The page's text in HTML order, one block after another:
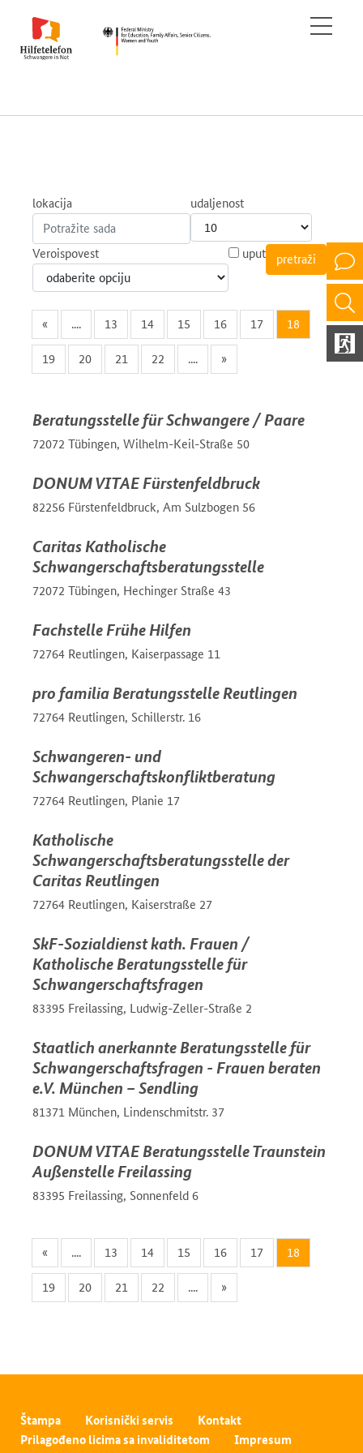
lokacija udaljenost
Veroispovest uput
« .... 13 14 15 16 17 18
19 20 21 22 .... »
Beratungsstelle für Schwangere / Paare
72072 Tübingen, Wilhelm-Keil-Straße 50
DONUM VITAE Fürstenfeldbruck
82256 Fürstenfeldbruck, Am Sulzbogen 56
Caritas Katholische
Schwangerschaftsberatungsstelle
72072 Tübingen, Hechinger Straße 43
Fachstelle Frühe Hilfen
72764 Reutlingen, Kaiserpassage 11
pro familia Beratungsstelle Reutlingen
72764 Reutlingen, Schillerstr. 16
Schwangeren- und
Schwangerschaftskonfliktberatung
72764 Reutlingen, Planie 17
Katholische
Schwangerschaftsberatungsstelle der
Caritas Reutlingen
72764 Reutlingen, Kaiserstraße 27
SkF-Sozialdienst kath. Frauen /
Katholische Beratungsstelle für
Schwangerschaftsfragen
83395 Freilassing, Ludwig-Zeller-Straße 2
Staatlich anerkannte Beratungsstelle für
Schwangerschaftsfragen - Frauen beraten
e.V. München – Sendling
81371 München, Lindenschmitstr. 37
DONUM VITAE Beratungsstelle Traunstein
Außenstelle Freilassing
83395 Freilassing, Sonnenfeld 6
« .... 13 14 15 16 17 18
19 20 21 22 .... »
Štampa Korisnički servis
Kontakt
Prilagođeno licima sa invaliditetom
Impresum